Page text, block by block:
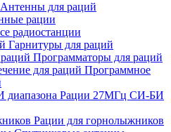
Антенны для раций
рации
радиостанции
Гарнитуры для раций
Программаторы для раций
Программное
Рации 27МГц СИ-БИ
Рации для горнолыжников